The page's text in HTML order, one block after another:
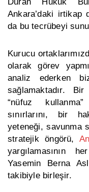
Duran Hukuk
Ankara’daki irtikap
da bu tecrübeyi
Kurucu
olarak görev
analiz ederken
sağlamaktadır.
“nüfuz
sınırlarını, bir
yeteneği, savunma
stratejik öngörü,
yargılamasının
Yasemin Berna
takibiyle birleşir.